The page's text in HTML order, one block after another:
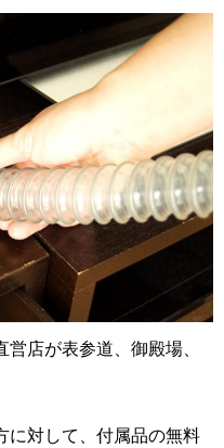
店が表参道、御殿場、
に対して、付属品の無料